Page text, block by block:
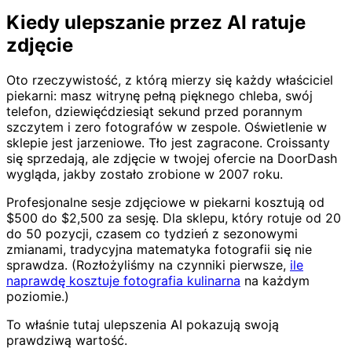
Kiedy ulepszanie przez AI ratuje
zdjęcie
Oto rzeczywistość, z którą mierzy się każdy właściciel
piekarni: masz witrynę pełną pięknego chleba, swój
telefon, dziewięćdziesiąt sekund przed porannym
szczytem i zero fotografów w zespole. Oświetlenie w
sklepie jest jarzeniowe. Tło jest zagracone. Croissanty
się sprzedają, ale zdjęcie w twojej ofercie na DoorDash
wygląda, jakby zostało zrobione w 2007 roku.
Profesjonalne sesje zdjęciowe w piekarni kosztują od
$500 do $2,500 za sesję. Dla sklepu, który rotuje od 20
do 50 pozycji, czasem co tydzień z sezonowymi
zmianami, tradycyjna matematyka fotografii się nie
sprawdza. (Rozłożyliśmy na czynniki pierwsze, ile
naprawdę kosztuje fotografia kulinarna na każdym
poziomie.)
To właśnie tutaj ulepszenia AI pokazują swoją
prawdziwą wartość.